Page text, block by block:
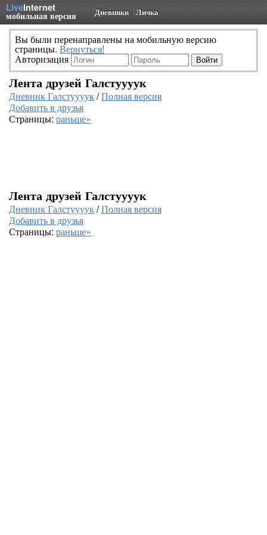
LiveInternet
мобильная версия Дневники Личка
Вы были перенаправлены на мобильную версию
страницы. Вернуться!
Авторизация
Лента друзей Галстуууук
Дневник Галстуууук/Полная версия
Добавить в друзья
Страницы: раньше»
Лента друзей Галстуууук
Дневник Галстуууук/Полная версия
Добавить в друзья
Страницы: раньше»